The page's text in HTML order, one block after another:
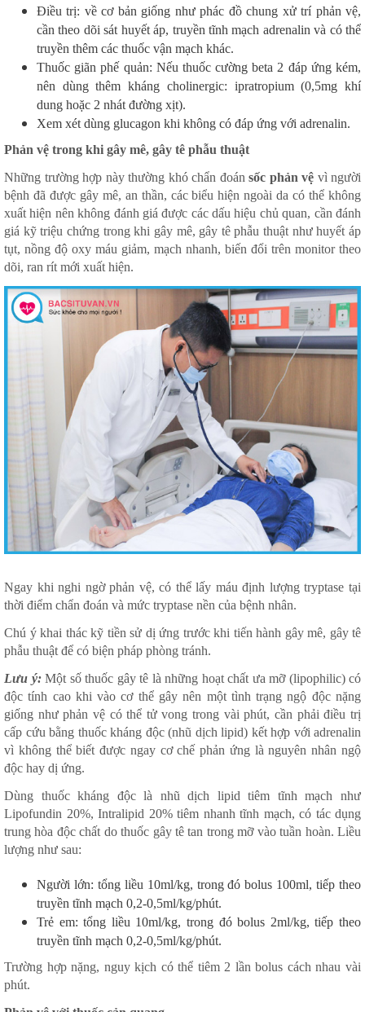
Điều trị: về cơ bản giống như phác đồ chung xử trí phản vệ,
cần theo dõi sát huyết áp, truyền tĩnh mạch adrenalin và có thể
truyền thêm các thuốc vận mạch khác.
Thuốc giãn phế quản: Nếu thuốc cường beta 2 đáp ứng kém,
nên dùng thêm kháng cholinergic: ipratropium (0,5mg khí
dung hoặc 2 nhát đường xịt).
Xem xét dùng glucagon khi không có đáp ứng với adrenalin.
Phản vệ trong khi gây mê, gây tê phẫu thuật
Những trường hợp này thường khó chẩn đoán sốc phản vệ vì người
bệnh đã được gây mê, an thần, các biểu hiện ngoài da có thể không
xuất hiện nên không đánh giá được các dấu hiệu chủ quan, cần đánh
giá kỹ triệu chứng trong khi gây mê, gây tê phẫu thuật như huyết áp
tụt, nồng độ oxy máu giảm, mạch nhanh, biến đổi trên monitor theo
dõi, ran rít mới xuất hiện.
Ngay khi nghi ngờ phản vệ, có thể lấy máu định lượng tryptase tại
thời điểm chẩn đoán và mức tryptase nền của bệnh nhân.
Chú ý khai thác kỹ tiền sử dị ứng trước khi tiến hành gây mê, gây tê
phẫu thuật để có biện pháp phòng tránh.
Lưu ý:Một số thuốc gây tê là những hoạt chất ưa mỡ (lipophilic) có
độc tính cao khi vào cơ thể gây nên một tình trạng ngộ độc nặng
giống như phản vệ có thể tử vong trong vài phút, cần phải điều trị
cấp cứu bằng thuốc kháng độc (nhũ dịch lipid) kết hợp với adrenalin
vì không thể biết được ngay cơ chế phản ứng là nguyên nhân ngộ
độc hay dị ứng.
Dùng thuốc kháng độc là nhũ dịch lipid tiêm tĩnh mạch như
Lipofundin 20%, Intralipid 20% tiêm nhanh tĩnh mạch, có tác dụng
trung hòa độc chất do thuốc gây tê tan trong mỡ vào tuần hoàn. Liều
lượng như sau:
Người lớn: tổng liều 10ml/kg, trong đó bolus 100ml, tiếp theo
truyền tĩnh mạch 0,2-0,5ml/kg/phút.
Trẻ em: tổng liều 10ml/kg, trong đó bolus 2ml/kg, tiếp theo
truyền tĩnh mạch 0,2-0,5ml/kg/phút.
Trường hợp nặng, nguy kịch có thể tiêm 2 lần bolus cách nhau vài
phút.